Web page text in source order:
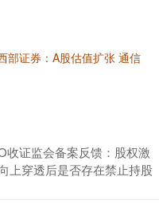
部证券：A股估值扩张 通信
收证监会备案反馈：股权激
上穿透后是否存在禁止持股